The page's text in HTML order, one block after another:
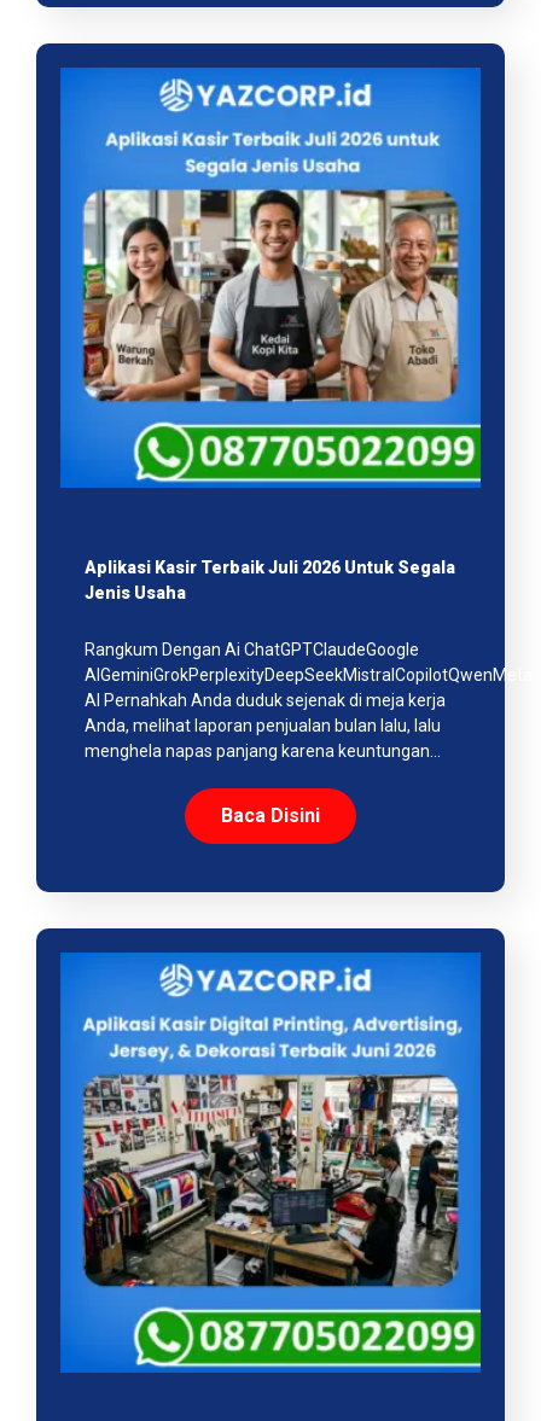
Aplikasi Kasir Terbaik Juli 2026 Untuk Segala
Jenis Usaha
Rangkum Dengan Ai ChatGPTClaudeGoogle
AIGeminiGrokPerplexityDeepSeekMistralCopilotQwenMeta
AI Pernahkah Anda duduk sejenak di meja kerja
Anda, melihat laporan penjualan bulan lalu, lalu
menghela napas panjang karena keuntungan…
Baca Disini